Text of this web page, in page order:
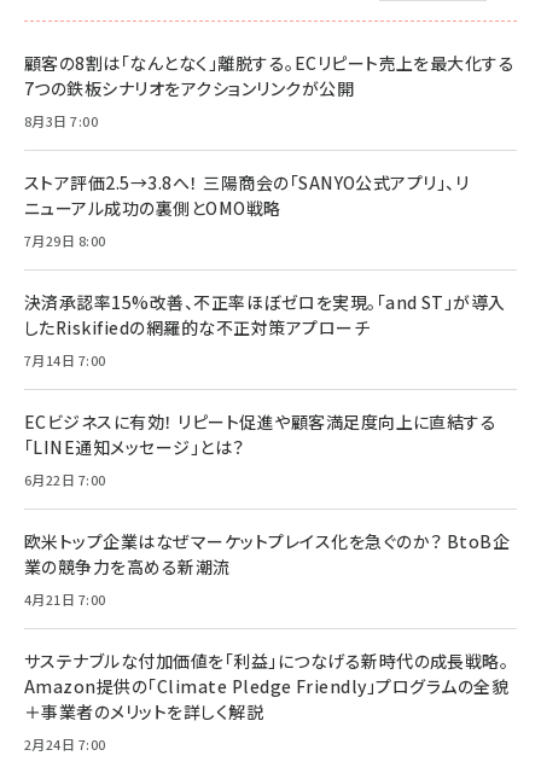
顧客の8割は「なんとなく」離脱する。ECリピート売上を最大化する
7つの鉄板シナリオをアクションリンクが公開
8月3日 7:00
ストア評価2.5→3.8へ！ 三陽商会の「SANYO公式アプリ」、リ
ニューアル成功の裏側とOMO戦略
7月29日 8:00
決済承認率15%改善、不正率ほぼゼロを実現。「and ST」が導入
したRiskifiedの網羅的な不正対策アプローチ
7月14日 7:00
ECビジネスに有効！ リピート促進や顧客満足度向上に直結する
「LINE通知メッセージ」とは？
6月22日 7:00
欧米トップ企業はなぜマーケットプレイス化を急ぐのか？ BtoB企
業の競争力を高める新潮流
4月21日 7:00
サステナブルな付加価値を「利益」につなげる新時代の成長戦略。
Amazon提供の「Climate Pledge Friendly」プログラムの全貌
＋事業者のメリットを詳しく解説
2月24日 7:00